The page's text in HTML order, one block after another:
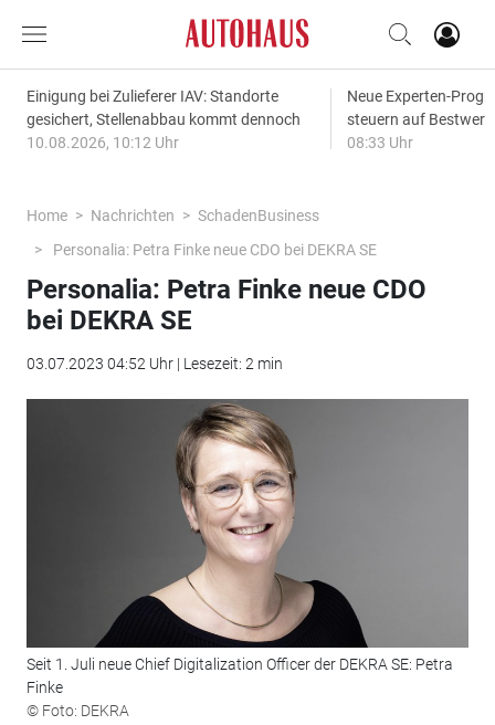
Einigung bei Zulieferer IAV: Standorte
gesichert, Stellenabbau kommt dennoch
10.08.2026, 10:12 Uhr
Neue Experten-
steuern auf
08:33 Uhr
Home Nachrichten
SchadenBusiness
Personalia: Petra Finke neue CDO bei DEKRA SE
Personalia: Petra Finke neue CDO
bei DEKRA SE
03.07.2023 04:52 Uhr | Lesezeit: 2 min
Seit 1. Juli neue Chief Digitalization Officer der DEKRA SE: Petra
Finke
© Foto: DEKRA